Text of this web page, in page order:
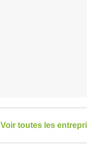
Voir toutes les